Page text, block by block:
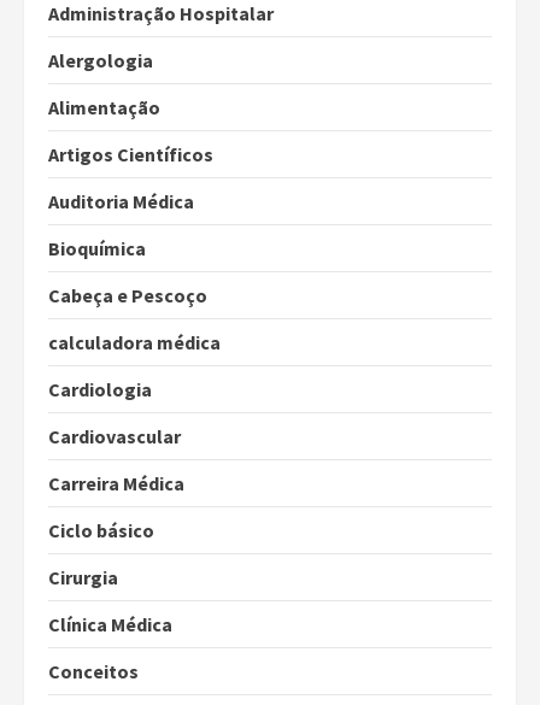
Administração Hospitalar
Alergologia
Alimentação
Artigos Científicos
Auditoria Médica
Bioquímica
Cabeça e Pescoço
calculadora médica
Cardiologia
Cardiovascular
Carreira Médica
Ciclo básico
Cirurgia
Clínica Médica
Conceitos